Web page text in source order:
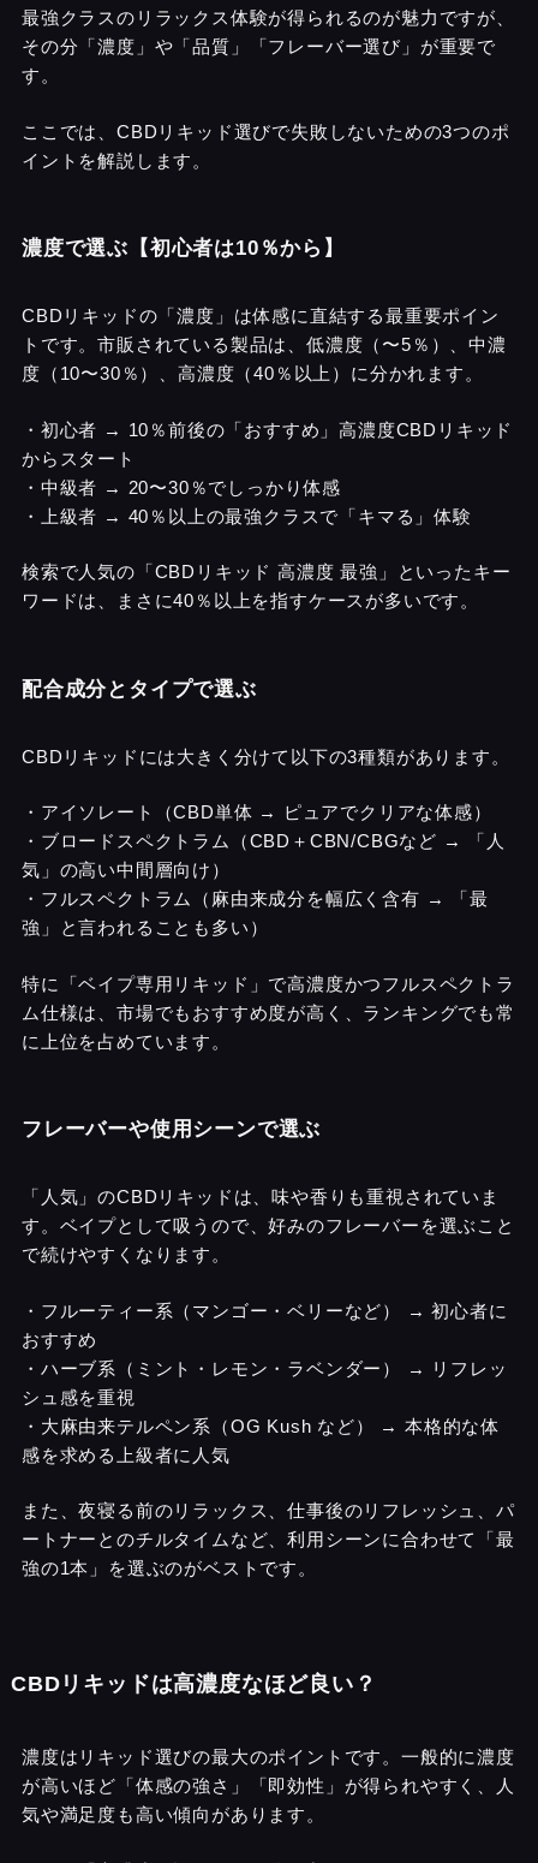
最強クラスのリラックス体験が得られるのが魅力ですが、
その分「濃度」や「品質」「フレーバー選び」が重要で
す。
ここでは、CBDリキッド選びで失敗しないための3つのポ
イントを解説します。
濃度で選ぶ【初心者は10％から】
CBDリキッドの「濃度」は体感に直結する最重要ポイン
トです。市販されている製品は、低濃度（〜5％）、中濃
度（10〜30％）、高濃度（40％以上）に分かれます。
・初心者 → 10％前後の「おすすめ」高濃度CBDリキッド
からスタート
・中級者 → 20〜30％でしっかり体感
・上級者 → 40％以上の最強クラスで「キマる」体験
検索で人気の「CBDリキッド 高濃度 最強」といったキー
ワードは、まさに40％以上を指すケースが多いです。
配合成分とタイプで選ぶ
CBDリキッドには大きく分けて以下の3種類があります。
・アイソレート（CBD単体 → ピュアでクリアな体感）
・ブロードスペクトラム（CBD＋CBN/CBGなど → 「人
気」の高い中間層向け）
・フルスペクトラム（麻由来成分を幅広く含有 → 「最
強」と言われることも多い）
特に「ベイプ専用リキッド」で高濃度かつフルスペクトラ
ム仕様は、市場でもおすすめ度が高く、ランキングでも常
に上位を占めています。
フレーバーや使用シーンで選ぶ
「人気」のCBDリキッドは、味や香りも重視されていま
す。ベイプとして吸うので、好みのフレーバーを選ぶこと
で続けやすくなります。
・フルーティー系（マンゴー・ベリーなど） → 初心者に
おすすめ
・ハーブ系（ミント・レモン・ラベンダー） → リフレッ
シュ感を重視
・大麻由来テルペン系（OG Kush など） → 本格的な体
感を求める上級者に人気
また、夜寝る前のリラックス、仕事後のリフレッシュ、パ
ートナーとのチルタイムなど、利用シーンに合わせて「最
強の1本」を選ぶのがベストです。
CBDリキッドは高濃度なほど良い？
濃度はリキッド選びの最大のポイントです。一般的に濃度
が高いほど「体感の強さ」「即効性」が得られやすく、人
気や満足度も高い傾向があります。